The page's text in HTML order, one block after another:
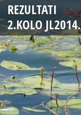
REZULTATI
2.KOLO JL2014.